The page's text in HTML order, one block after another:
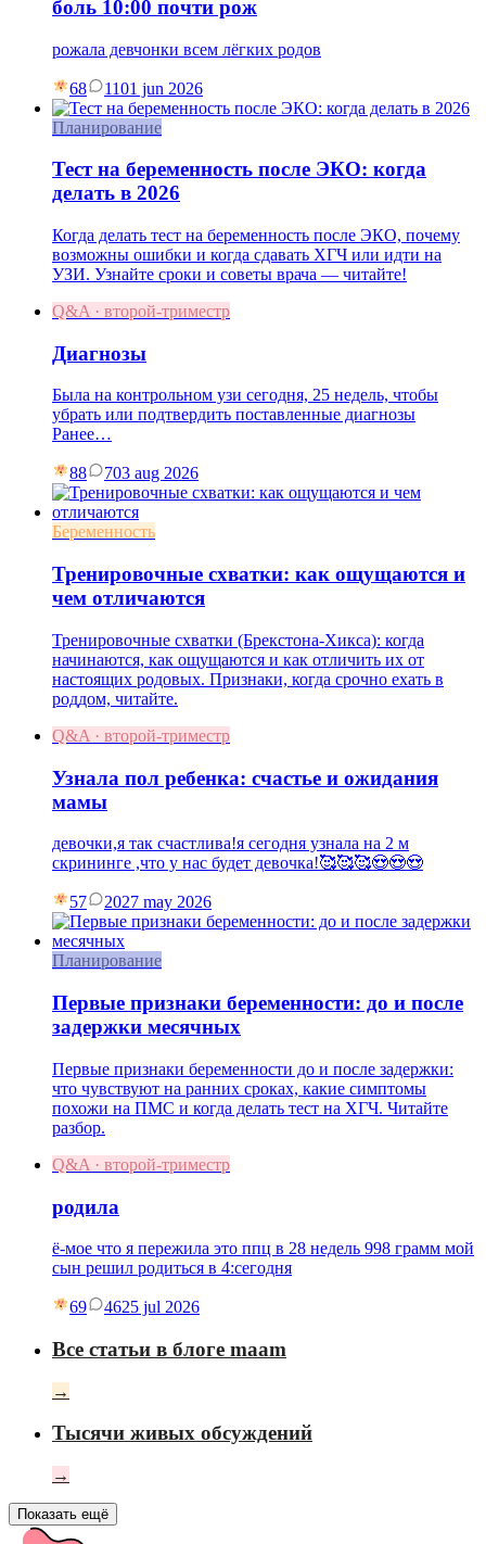
боль 10:00 почти рож
рожала девчонки всем лёгких родов
68 1101 jun 2026
Планирование
Тест на беременность после ЭКО: когда
делать в 2026
Когда делать тест на беременность после ЭКО, почему
возможны ошибки и когда сдавать ХГЧ или идти на
УЗИ. Узнайте сроки и советы врача — читайте!
Q&A · второй-триместр
Диагнозы
Была на контрольном узи сегодня, 25 недель, чтобы
убрать или подтвердить поставленные диагнозы
Ранее…
88 703 aug 2026
Беременность
Тренировочные схватки: как ощущаются и
чем отличаются
Тренировочные схватки (Брекстона-Хикса): когда
начинаются, как ощущаются и как отличить их от
настоящих родовых. Признаки, когда срочно ехать в
роддом, читайте.
Q&A · второй-триместр
Узнала пол ребенка: счастье и ожидания
мамы
девочки,я так счастлива!я сегодня узнала на 2 м
скрининге ,что у нас будет девочка!🥰🥰🥰😍😍😍
57 2027 may 2026
Планирование
Первые признаки беременности: до и после
задержки месячных
Первые признаки беременности до и после задержки:
что чувствуют на ранних сроках, какие симптомы
похожи на ПМС и когда делать тест на ХГЧ. Читайте
разбор.
Q&A · второй-триместр
родила
ё-мое что я пережила это ппц в 28 недель 998 грамм мой
сын решил родиться в 4:сегодня
69 4625 jul 2026
Все статьи в блоге maam
→
Тысячи живых обсуждений
→
Показать ещё